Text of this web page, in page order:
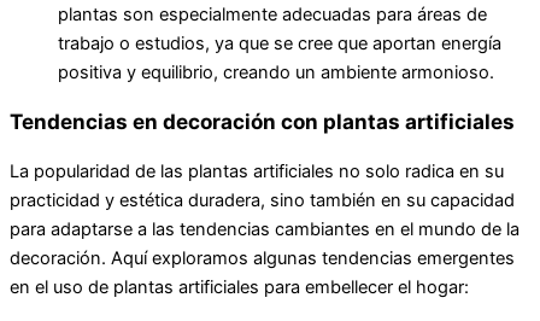
plantas son especialmente adecuadas para áreas de
trabajo o estudios, ya que se cree que aportan energía
positiva y equilibrio, creando un ambiente armonioso.
Tendencias en decoración con plantas artificiales
La popularidad de las plantas artificiales no solo radica en su
practicidad y estética duradera, sino también en su capacidad
para adaptarse a las tendencias cambiantes en el mundo de la
decoración. Aquí exploramos algunas tendencias emergentes
en el uso de plantas artificiales para embellecer el hogar: